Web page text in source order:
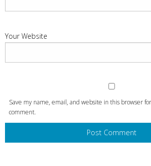
Your Website
Save my name, email, and website in this browser
comment.